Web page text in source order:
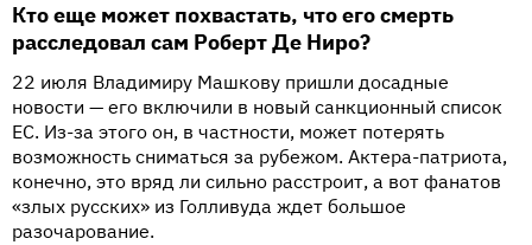
Кто еще может похвастать, что его смерть
расследовал сам Роберт Де Ниро?
22 июля Владимиру Машкову пришли досадные
новости — его включили в новый санкционный список
ЕС. Из-за этого он, в частности, может потерять
возможность сниматься за рубежом. Актера-патриота,
конечно, это вряд ли сильно расстроит, а вот фанатов
«злых русских» из Голливуда ждет большое
разочарование.